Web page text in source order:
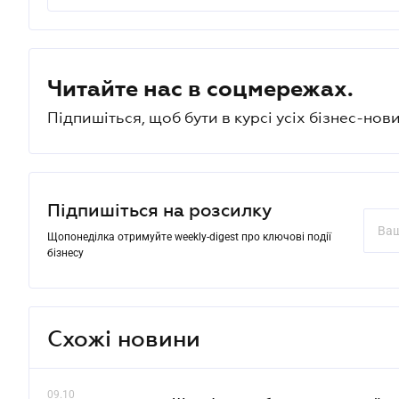
Читайте нас в соцмережах.
Підпишіться, щоб бути в курсі усіх бізнес-
Підпишіться на розсилку
Щопонеділка отримуйте weekly-digest про ключові події
бізнесу
Схожі новини
09.10